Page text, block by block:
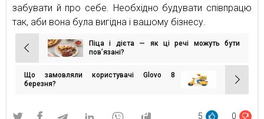
забувати й про себе. Необхідно будувати співпрацю
так, аби вона була вигідна і вашому бізнесу.
Навігація
записів
Піца і дієта — як ці речі можуть бути
пов’язані?
Що замовляли користувачі Glovo 8
березня?
5 0